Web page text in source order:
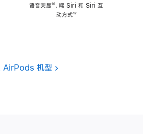
语音突显脚
注
¹⁶、嘿 Siri 和 Siri 互
动方式脚
¹⁷
AirPods 机型